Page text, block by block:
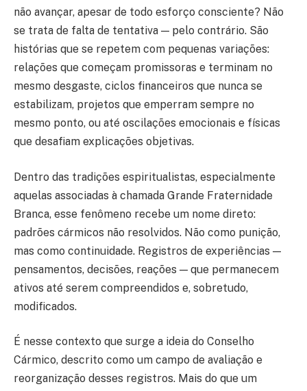
não avançar, apesar de todo esforço consciente? Não
se trata de falta de tentativa — pelo contrário. São
histórias que se repetem com pequenas variações:
relações que começam promissoras e terminam no
mesmo desgaste, ciclos financeiros que nunca se
estabilizam, projetos que emperram sempre no
mesmo ponto, ou até oscilações emocionais e físicas
que desafiam explicações objetivas.
Dentro das tradições espiritualistas, especialmente
aquelas associadas à chamada Grande Fraternidade
Branca, esse fenômeno recebe um nome direto:
padrões cármicos não resolvidos. Não como punição,
mas como continuidade. Registros de experiências —
pensamentos, decisões, reações — que permanecem
ativos até serem compreendidos e, sobretudo,
modificados.
É nesse contexto que surge a ideia do Conselho
Cármico, descrito como um campo de avaliação e
reorganização desses registros. Mais do que um